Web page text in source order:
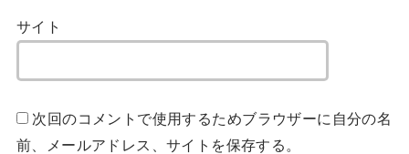
サイト
次回のコメントで使用するためブラウザーに自分の名
前、メールアドレス、サイトを保存する。